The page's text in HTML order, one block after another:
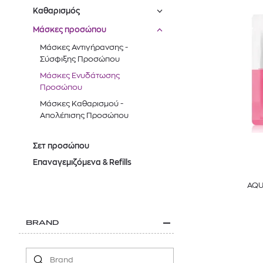
Καθαρισμός
Μάσκες προσώπου
Μάσκες Αντιγήρανσης -
Σύσφιξης Προσώπου
Μάσκες Ενυδάτωσης
Προσώπου
Μάσκες Kαθαρισμού -
Απολέπισης Προσώπου
Σετ προσώπου
Επαναγεμιζόμενα & Refills
BRAND